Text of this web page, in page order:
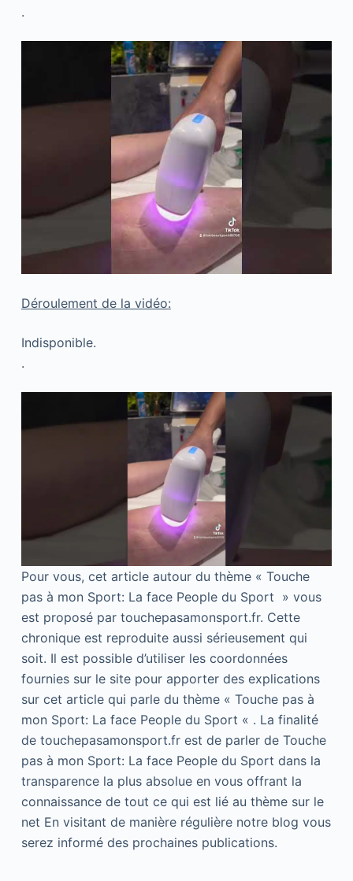
.
Déroulement de la vidéo:
Indisponible.
.
Pour vous, cet article autour du thème « Touche
pas à mon Sport: La face People du Sport » vous
est proposé par touchepasamonsport.fr. Cette
chronique est reproduite aussi sérieusement qui
soit. Il est possible d’utiliser les coordonnées
fournies sur le site pour apporter des explications
sur cet article qui parle du thème « Touche pas à
mon Sport: La face People du Sport « . La finalité
de touchepasamonsport.fr est de parler de Touche
pas à mon Sport: La face People du Sport dans la
transparence la plus absolue en vous offrant la
connaissance de tout ce qui est lié au thème sur le
net En visitant de manière régulière notre blog vous
serez informé des prochaines publications.